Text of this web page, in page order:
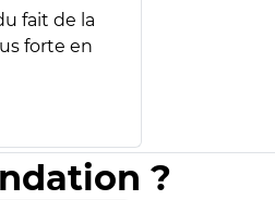
fait de la
forte en
?